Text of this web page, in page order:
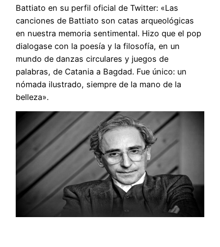
Battiato en su perfil oficial de Twitter: «Las
canciones de Battiato son catas arqueológicas
en nuestra memoria sentimental. Hizo que el pop
dialogase con la poesía y la filosofía, en un
mundo de danzas circulares y juegos de
palabras, de Catania a Bagdad. Fue único: un
nómada ilustrado, siempre de la mano de la
belleza».